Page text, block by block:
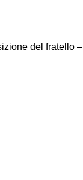
del fratello